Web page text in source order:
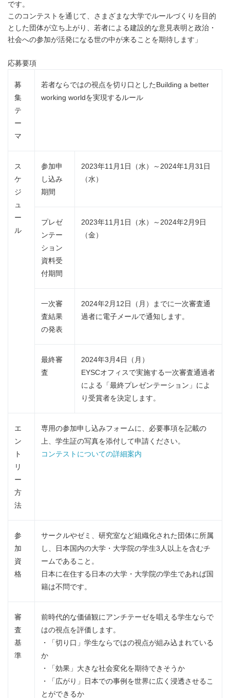
です。
このコンテストを通じて、さまざまな大学でルールづくりを目的
とした団体が立ち上がり、若者による建設的な意見表明と政治・
社会への参加が活発になる世の中が来ることを期待します」
応募要項
募
集
テ
ー
マ
若者ならではの視点を切り口としたBuilding a better
working worldを実現するルール
ス
ケ
ジ
ュ
ー
ル
参加申
し込み
期間
2023年11月1日（水）～2024年1月31日
（水）
プレゼ
ンテー
ション
資料受
付期間
2023年11月1日（水）～2024年2月9日
（金）
一次審
査結果
の発表
2024年2月12日（月）までに一次審査通
過者に電子メールで通知します。
最終審
査
2024年3月4日（月）
EYSCオフィスで実施する一次審査通過者
による「最終プレゼンテーション」によ
り受賞者を決定します。
エ
ン
ト
リ
ー
方
法
専用の参加申し込みフォームに、必要事項を記載の
上、学生証の写真を添付して申請ください。
コンテストについての詳細案内
参
加
資
格
サークルやゼミ、研究室など組織化された団体に所属
し、日本国内の大学・大学院の学生3人以上を含むチ
ームであること。
日本に在住する日本の大学・大学院の学生であれば国
籍は不問です。
審
査
基
準
前時代的な価値観にアンチテーゼを唱える学生ならで
はの視点を評価します。
・「切り口」学生ならではの視点が組み込まれている
か
・「効果」大きな社会変化を期待できそうか
・「広がり」日本での事例を世界に広く浸透させるこ
とができるか